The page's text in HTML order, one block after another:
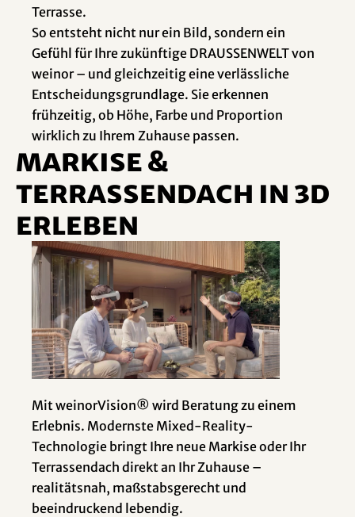
Terrasse.
So entsteht nicht nur ein Bild, sondern ein
Gefühl für Ihre zukünftige DRAUSSENWELT von
weinor – und gleichzeitig eine verlässliche
Entscheidungsgrundlage. Sie erkennen
frühzeitig, ob Höhe, Farbe und Proportion
wirklich zu Ihrem Zuhause passen.
Markise &
Terrassendach in 3D
erleben
Mit weinorVision® wird Beratung zu einem
Erlebnis. Modernste Mixed-Reality-
Technologie bringt Ihre neue Markise oder Ihr
Terrassendach direkt an Ihr Zuhause –
realitätsnah, maßstabsgerecht und
beeindruckend lebendig.